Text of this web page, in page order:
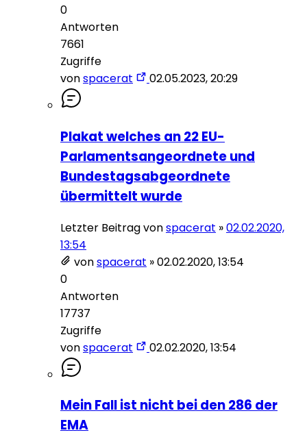
0
Antworten
7661
Zugriffe
vonspacerat 02.05.2023, 20:29
Plakat welches an 22 EU-
Parlamentsangeordnete und
Bundestagsabgeordnete
übermittelt wurde
Letzter Beitrag vonspacerat »02.02.2020,
13:54
vonspacerat »02.02.2020, 13:54
0
Antworten
17737
Zugriffe
vonspacerat 02.02.2020, 13:54
Mein Fall ist nicht bei den 286 der
EMA